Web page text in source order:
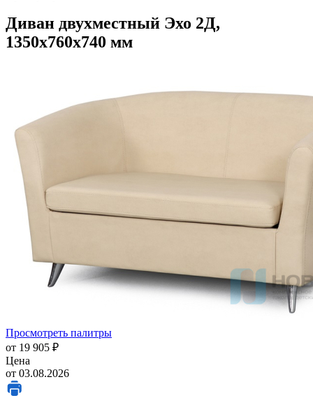
Диван двухместный Эхо 2Д,
1350х760х740 мм
Просмотреть палитры
от 19 905 ₽
Цена
от 03.08.2026